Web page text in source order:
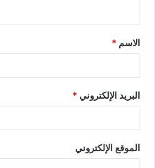
الاسم *
البريد الإلكتروني*
الموقع الإلكتروني